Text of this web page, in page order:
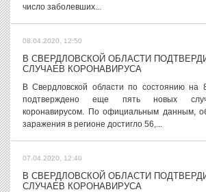
число заболевших...
08.04.2020, 12:50
В СВЕРДЛОВСКОЙ ОБЛАСТИ
СЛУЧАЕВ КОРОНАВИРУСА
В Свердловской области по состоянию на
подтверждено еще пять новых
коронавирусом. По официальным данным,
заражения в регионе достигло 56,...
07.04.2020, 12:40
В СВЕРДЛОВСКОЙ ОБЛАСТИ
СЛУЧАЕВ КОРОНАВИРУСА